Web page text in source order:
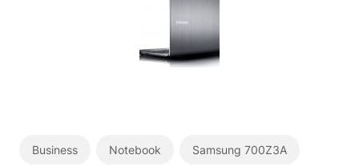
Business Notebook Samsung 700Z3A